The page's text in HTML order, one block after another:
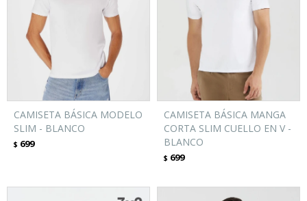
CAMISETA BÁSICA MODELO
SLIM - BLANCO
$ 699
CAMISETA BÁSICA MANGA
CORTA SLIM CUELLO EN V -
BLANCO
$ 699